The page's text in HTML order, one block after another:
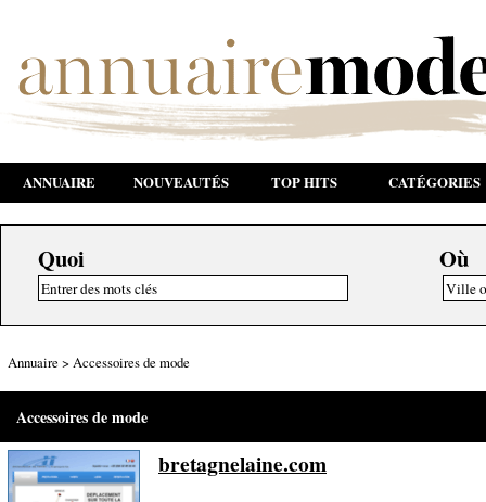
ANNUAIRE NOUVEAUTÉS TOP HITS CATÉGORIES
Quoi Où
Annuaire > Accessoires de mode
Accessoires de mode
bretagnelaine.com